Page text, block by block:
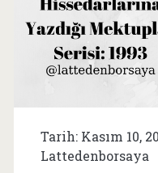
Tarih: Kasım 10,
Lattedenborsaya